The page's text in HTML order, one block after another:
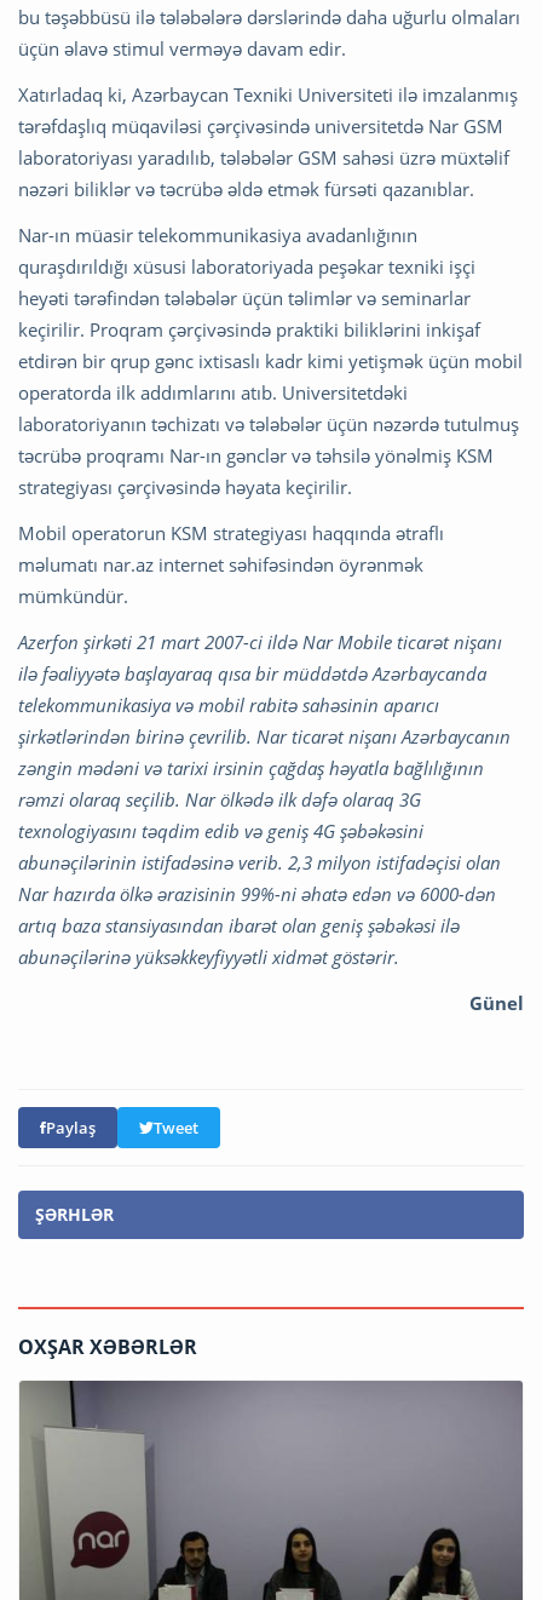
bu təşəbbüsü ilə tələbələrə dərslərində daha uğurlu olmaları
üçün əlavə stimul verməyə davam edir.
Xatırladaq ki, Azərbaycan Texniki Universiteti ilə imzalanmış
tərəfdaşlıq müqaviləsi çərçivəsində universitetdə Nar GSM
laboratoriyası yaradılıb, tələbələr GSM sahəsi üzrə müxtəlif
nəzəri biliklər və təcrübə əldə etmək fürsəti qazanıblar.
Nar-ın müasir telekommunikasiya avadanlığının
quraşdırıldığı xüsusi laboratoriyada peşəkar texniki işçi
heyəti tərəfindən tələbələr üçün təlimlər və seminarlar
keçirilir. Proqram çərçivəsində praktiki biliklərini inkişaf
etdirən bir qrup gənc ixtisaslı kadr kimi yetişmək üçün mobil
operatorda ilk addımlarını atıb. Universitetdəki
laboratoriyanın təchizatı və tələbələr üçün nəzərdə tutulmuş
təcrübə proqramı Nar-ın gənclər və təhsilə yönəlmiş KSM
strategiyası çərçivəsində həyata keçirilir.
Mobil operatorun KSM strategiyası haqqında ətraflı
məlumatı nar.az internet səhifəsindən öyrənmək
mümkündür.
Azerfon şirkəti 21 mart 2007-ci ildə Nar Mobile ticarət nişanı
ilə fəaliyyətə başlayaraq qısa bir müddətdə Azərbaycanda
telekommunikasiya və mobil rabitə sahəsinin aparıcı
şirkətlərindən birinə çevrilib. Nar ticarət nişanı Azərbaycanın
zəngin mədəni və tarixi irsinin çağdaş həyatla bağlılığının
rəmzi olaraq seçilib. Nar ölkədə ilk dəfə olaraq 3G
texnologiyasını təqdim edib və geniş 4G şəbəkəsini
abunəçilərinin istifadəsinə verib. 2,3 milyon istifadəçisi olan
Nar hazırda ölkə ərazisinin 99%-ni əhatə edən və 6000-dən
artıq baza stansiyasından ibarət olan geniş şəbəkəsi ilə
abunəçilərinə yüksəkkeyfiyyətli xidmət göstərir.
Günel
Paylaş Tweet
ŞƏRHLƏR
OXŞAR XƏBƏRLƏR